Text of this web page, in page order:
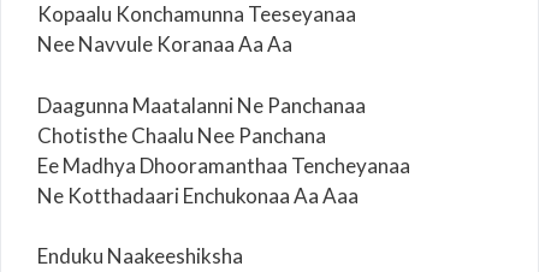
Kopaalu Konchamunna Teeseyanaa
Nee Navvule Koranaa Aa Aa
Daagunna Maatalanni Ne Panchanaa
Chotisthe Chaalu Nee Panchana
Ee Madhya Dhooramanthaa Tencheyanaa
Ne Kotthadaari Enchukonaa Aa Aaa
Enduku Naakeeshiksha